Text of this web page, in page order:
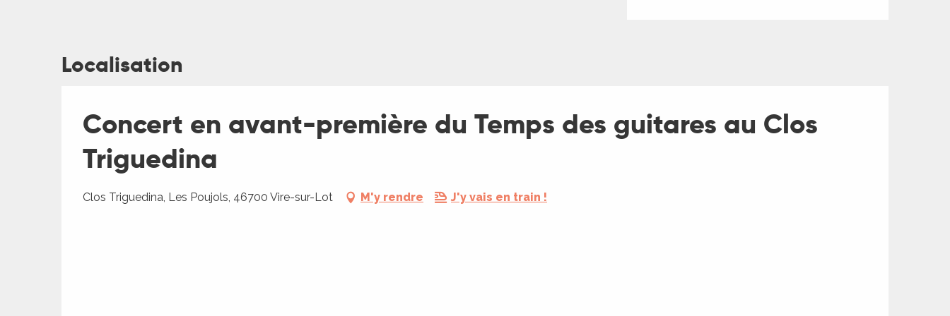
Localisation
Concert en avant-première du Temps des guitares au Clos
Triguedina
Clos Triguedina, Les Poujols, 46700 Vire-sur-Lot M'y rendre J'y vais en train !